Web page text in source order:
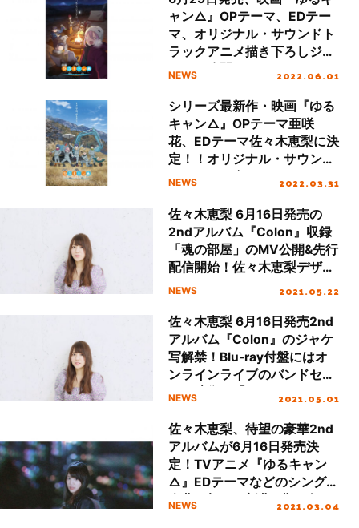
ャン△』OPテーマ、EDテー
マ、オリジナル・サウンドト
ラックアニメ描き下ろしジャ
ケット公開！
NEWS 2022.06.01
シリーズ最新作・映画『ゆる
キャン△』OPテーマ亜咲
花、EDテーマ佐々木恵梨に決
定！！オリジナル・サウンド
トラックと合わせて3タイト
NEWS 2022.03.31
佐々木恵梨 6月16日発売の
2ndアルバム『Colon』収録
「魂の部屋」のMV公開&先行
配信開始！佐々木恵梨デザイ
ン「Tシャツ付きMAGES.
キャラアニ限定で発売決定！
NEWS 2021.05.22
佐々木恵梨 6月16日発売2nd
アルバム『Colon』のジャケ
写解禁！Blu-ray付盤にはオ
ンラインライブのバンドセッ
トの映像と「ふゆびより」の
NEWS 2021.05.01
佐々木恵梨、待望の豪華2nd
アルバムが6月16日発売決
定！TVアニメ『ゆるキャン
△』EDテーマなどのシングル
楽曲に加え、新曲4曲を含む
NEWS 2021.03.04